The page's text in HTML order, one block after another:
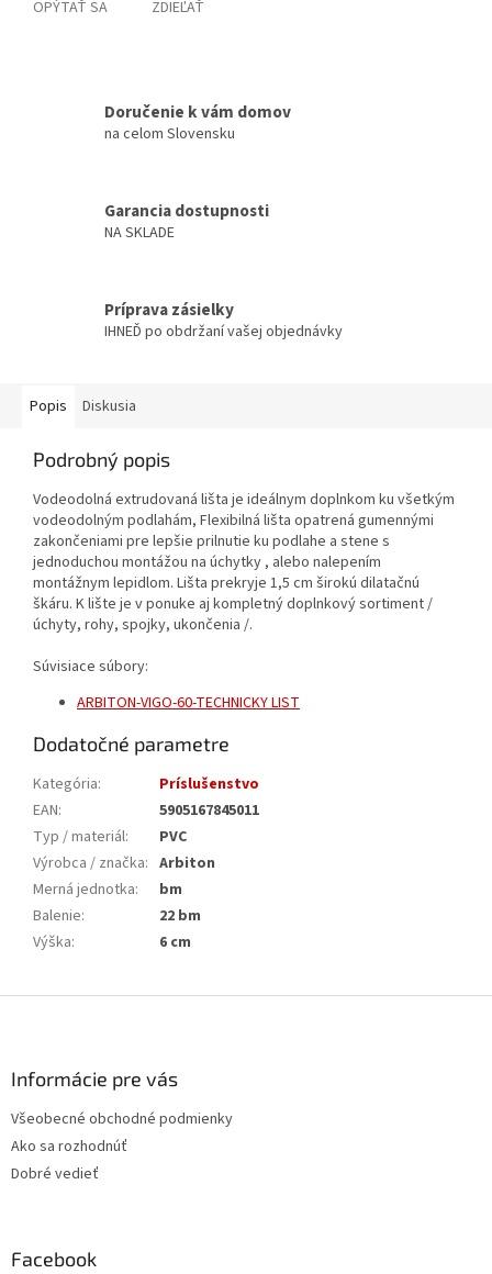
OPÝTAŤ SA ZDIEĽAŤ
Doručenie k vám domov
na celom Slovensku
Garancia dostupnosti
NA SKLADE
Príprava zásielky
IHNEĎ po obdržaní vašej objednávky
Popis Diskusia
Podrobný popis
Vodeodolná extrudovaná lišta je ideálnym doplnkom ku všetkým
vodeodolným podlahám, Flexibilná lišta opatrená gumennými
zakončeniami pre lepšie prilnutie ku podlahe a stene s
jednoduchou montážou na úchytky , alebo nalepením
montážnym lepidlom. Lišta prekryje 1,5 cm širokú dilatačnú
škáru. K lište je v ponuke aj kompletný doplnkový sortiment /
úchyty, rohy, spojky, ukončenia /.
Súvisiace súbory:
ARBITON-VIGO-60-TECHNICKY LIST
Dodatočné parametre
Kategória:
Príslušenstvo
EAN:
5905167845011
Typ / materiál:
PVC
Výrobca / značka: Arbiton
Merná jednotka:
bm
Balenie:
22 bm
Výška: 6 cm
Informácie pre vás
Všeobecné obchodné podmienky
Ako sa rozhodnúť
Dobré vedieť
Facebook